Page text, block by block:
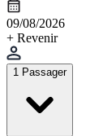
09/08/2026
+ Revenir
1 Passager